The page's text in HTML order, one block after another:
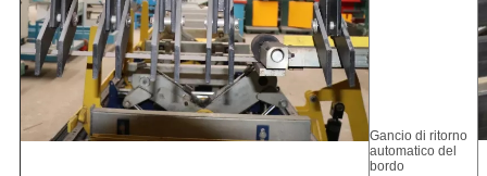
Gancio di ritorno
automatico del
bordo